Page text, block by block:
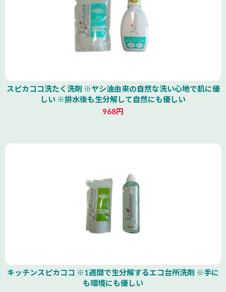
スピカココ洗たく洗剤 ※ヤシ油由来の自然な洗い心地で肌に優
しい ※排水後も生分解して自然にも優しい
968円
キッチンスピカココ ※1週間で生分解するエコ台所洗剤 ※手に
も環境にも優しい